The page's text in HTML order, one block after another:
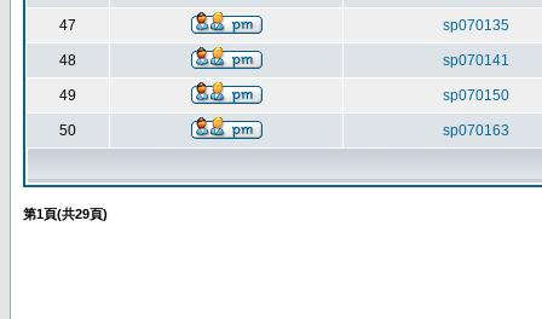
47 sp070135
48 sp070141
49 sp070150
50 sp070163
第1頁(共29頁)